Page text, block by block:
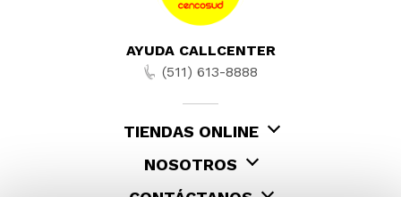
AYUDA CALLCENTER
(511) 613-8888
TIENDAS ONLINE
NOSOTROS